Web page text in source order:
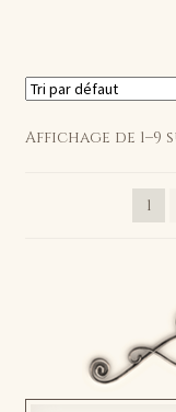
Affichage de 1–9
1